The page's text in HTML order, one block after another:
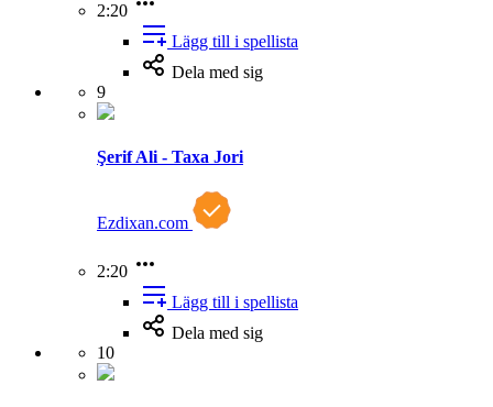
2:20
Lägg till i spellista
Dela med sig
9
Şerif Ali - Taxa Jori
Ezdixan.com
2:20
Lägg till i spellista
Dela med sig
10